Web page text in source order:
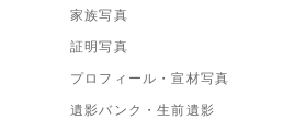
家族写真
証明写真
プロフィール・宣材写真
遺影バンク・生前遺影